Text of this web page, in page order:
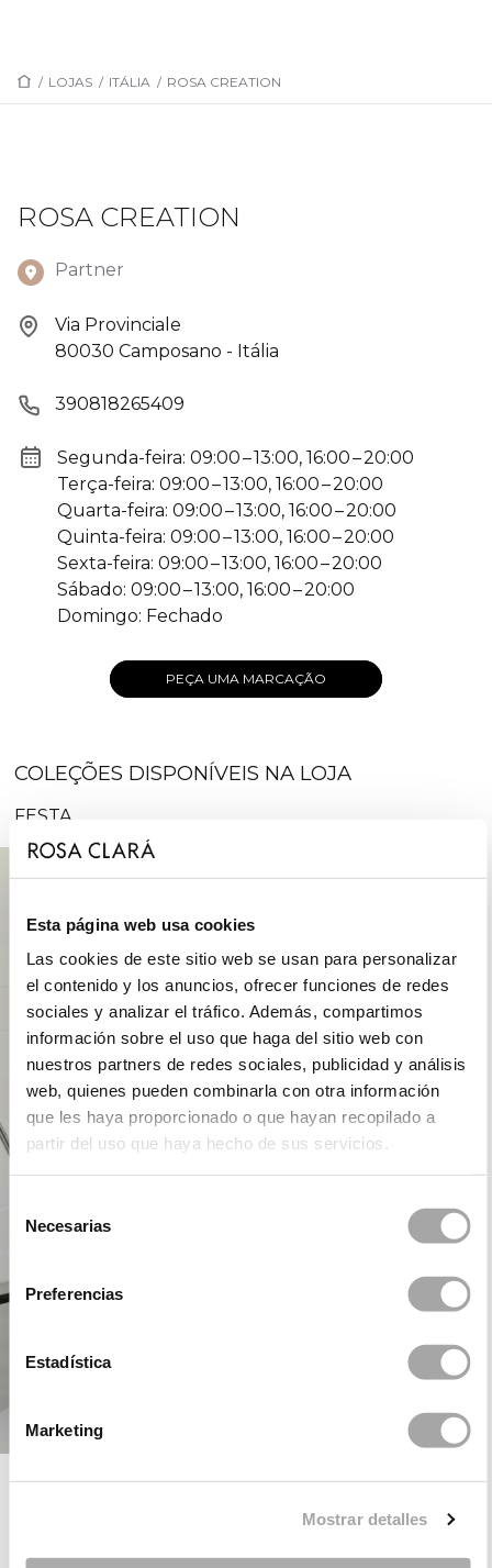
Esta página web usa cookies
Las cookies de este sitio web se usan para personalizar
el contenido y los anuncios, ofrecer funciones de redes
sociales y analizar el tráfico. Además, compartimos
información sobre el uso que haga del sitio web con
nuestros partners de redes sociales, publicidad y análisis
web, quienes pueden combinarla con otra información
que les haya proporcionado o que hayan recopilado a
partir del uso que haya hecho de sus servicios.
Necesarias
Preferencias
Estadística
Marketing
Mostrar detalles
/ LOJAS / ITÁLIA / ROSA CREATION
ROSA CREATION
Partner
Via Provinciale
80030 Camposano - Itália
390818265409
Segunda-feira: 09:00 – 13:00, 16:00 – 20:00
Terça-feira: 09:00 – 13:00, 16:00 – 20:00
Quarta-feira: 09:00 – 13:00, 16:00 – 20:00
Quinta-feira: 09:00 – 13:00, 16:00 – 20:00
Sexta-feira: 09:00 – 13:00, 16:00 – 20:00
Sábado: 09:00 – 13:00, 16:00 – 20:00
Domingo: Fechado
PEÇA UMA MARCAÇÃO
COLEÇÕES DISPONÍVEIS NA LOJA
FESTA